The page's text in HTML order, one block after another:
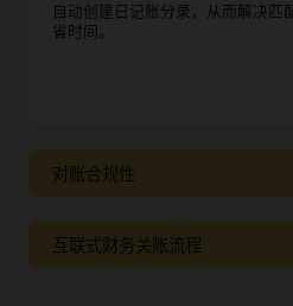
自动创建日记账分录，从而解决匹
省时间。
对账合规性
对账合规性
互联式财务关账流程